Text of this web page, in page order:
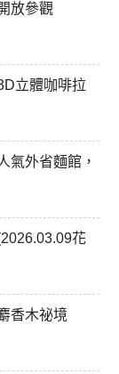
放參觀
立體咖啡拉
氣外省麵館，
花
香木祕境